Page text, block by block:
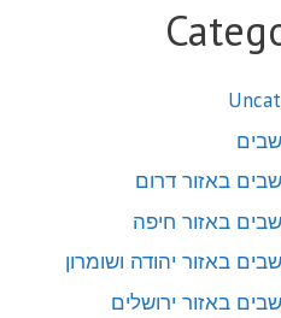
באזור דרום
באזור חיפה
באזור יהודה ושומרון
באזור ירושלים